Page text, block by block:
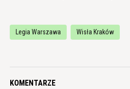
Legia Warszawa Wisła Kraków
KOMENTARZE